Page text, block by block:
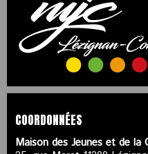
COORDONNÉES
Maison des Jeunes et de la